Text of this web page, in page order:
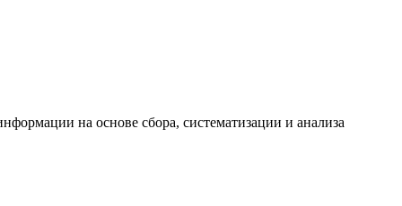
на основе сбора, систематизации и анализа